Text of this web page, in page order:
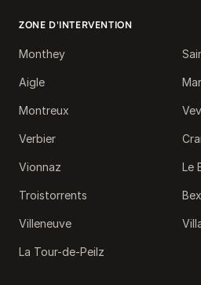
ZONE D'INTERVENTION
Monthey
Aigle
Montreux
Verbier
Vionnaz Le
Troistorrents Bex
Villeneuve
La Tour-de-Peilz